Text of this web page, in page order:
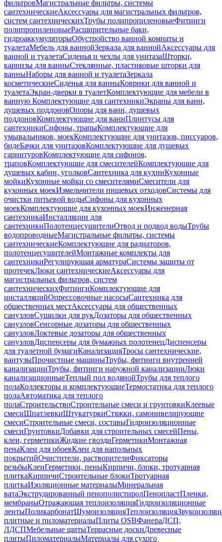
фильтровМагистральные фильтры, системы
сантехническиеАксессуары для магистральных фильтров,
систем сантехническихТрубы полипропиленовыеФитинги
полипропиленовыеРасширительные баки,
гидроаккумуляторыОбустройство ванной комнаты и
туалетаМебель для ваннойЗеркала для ваннойАксессуары для
ванной и туалетаСиденья и чехлы для унитазаШторки,
карнизы для ванныСтеклянные, пластиковые шторки для
ванныНаборы для ванной и туалетаЗеркала
косметическиеСиденья для ванныКоврики для ванной и
туалетаЭкран-дверки в туалетКомплектующие для мебели в
ванную Комплектующие для сантехникиЭкраны для ванн,
душевых поддоновОпоры для ванн, душевых
поддоновКомплектующие для ваннПлинтусы для
сантехникиСифоны, трапыКомплектующие для
умывальников, моекКомплектующие для унитазов, писсуаров,
бидеБачки для унитазовКомплектующие для душевых
гарнитуровКомплектующие для сифонов,
траповКомплектующие для смесителейКомплектующие для
душевых кабин, уголковСантехника для кухниКухонные
мойкиКухонные мойки со смесителямиСмесители для
кухонных моекИзмельчители пищевых отходовСистемы для
очистки питьевой водыСифоны для кухонных
моекКомплектующие для кухонных моекИнженерная
сантехникаИнсталляции для
сантехникиПолотенцесушителиОтвод и подвод водыТрубы
водопроводныеМагистральные фильтры, системы
сантехническиеКомплектующие для радиаторов,
полотенцесушителейМонтажные комплекты для
сантехникиРегулирующая арматураСистемы защиты от
протечекЛюки сантехническиеАксессуары для
магистральных фильтров, систем
сантехническихФитингиКомплектующие для
инсталляцийОпрессовочные насосыСантехника для
общественных местАксессуары для общественных
санузловСушилки для рукДозаторы для общественных
санузловСенсорные дозаторы для общественных
санузловЛоктевые дозаторы для общественных
санузловДиспенсеры для бумажных полотенецДиспенсеры
для туалетной бумагиКанализацияТросы сантехнические,
вантузыПрочистные машиныТрубы, фитинги внутренней
канализацииТрубы, фитинги наружной канализацииЛюки
канализационныеТеплый пол водянойТрубы для теплого
полаКоллекторы и комплектующиеТермостатика для теплого
полаАвтоматика для теплого
полаСтроительствоСтроительные смеси и грунтовкиКлеевые
смесиШпатлевкиШтукатуркиСтяжки, самонивелирующие
смесиСтроительные смеси, составыГидроизоляционные
смесиГрунтовкиДобавки для строительных смесейПены,
клеи, герметикиЖидкие гвоздиГерметикиМонтажная
пенаКлеи для обоевКлеи для напольных
покрытийОчистители, растворителиФиксаторы
резьбыКлеиГерметики, пеныКирпичи, блоки, тротуарная
плиткаКирпичиСтроительные блокиТротуарная
плиткаИзоляционные материалыМинеральная
ватаЭкструдированный пенополистиролПенопластПленки,
мембраныОтражающая теплоизоляцияГидроизоляционные
лентыПоликарбонатШумоизоляцияТеплоизоляция
плитные и пиломатериалыПлиты OSBФанераДСП,
ЛДСПМебельные щитыТеррасные доскиДревесные
плитыПиломатериалыМатериалы для сухого